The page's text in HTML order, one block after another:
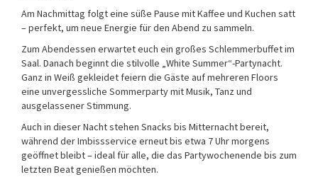
Am Nachmittag folgt eine süße Pause mit Kaffee und Kuchen satt
– perfekt, um neue Energie für den Abend zu sammeln.
Zum Abendessen erwartet euch ein großes Schlemmerbuffet im
Saal. Danach beginnt die stilvolle „White Summer“-Partynacht.
Ganz in Weiß gekleidet feiern die Gäste auf mehreren Floors
eine unvergessliche Sommerparty mit Musik, Tanz und
ausgelassener Stimmung.
Auch in dieser Nacht stehen Snacks bis Mitternacht bereit,
während der Imbissservice erneut bis etwa 7 Uhr morgens
geöffnet bleibt – ideal für alle, die das Partywochenende bis zum
letzten Beat genießen möchten.